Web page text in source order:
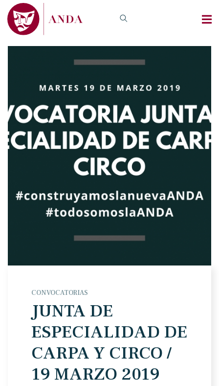
CONVOCATORIAS
JUNTA DE
ESPECIALIDAD DE
CARPA Y CIRCO /
19 MARZO 2019